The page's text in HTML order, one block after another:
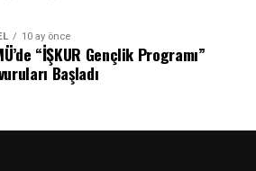
10 ay önce
“İŞKUR Gençlik Programı”
Başladı